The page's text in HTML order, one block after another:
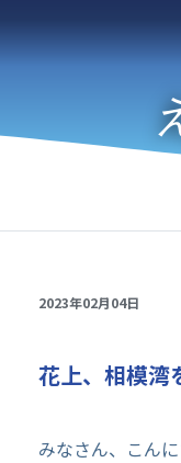
2023年02月04日
花上、相模湾
みなさん、こんに